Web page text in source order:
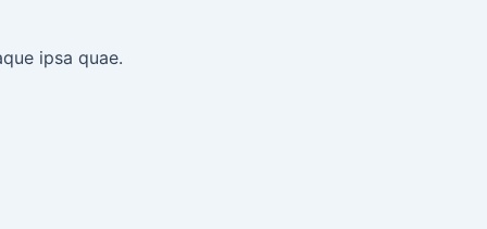
ipsa quae.